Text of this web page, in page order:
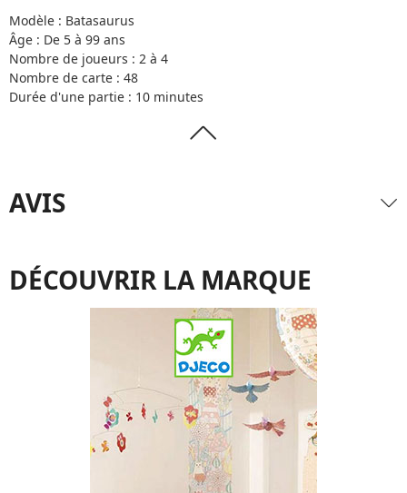
Modèle : Batasaurus
Âge : De 5 à 99 ans
Nombre de joueurs : 2 à 4
Nombre de carte : 48
Durée d'une partie : 10 minutes
AVIS
DÉCOUVRIR LA MARQUE